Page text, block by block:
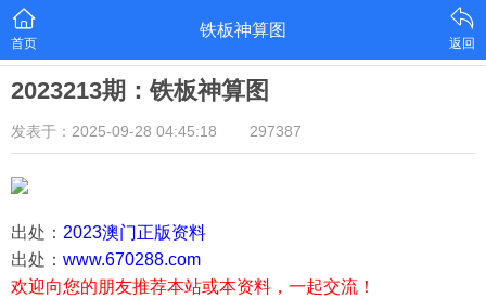
首页
铁板神算图
返回
2023213期：铁板神算图
发表于：2025-09-28 04:45:18 297387
出处： 2023澳门正版资料
出处： www.670288.com
欢迎向您的朋友推荐本站或本资料，一起交流！